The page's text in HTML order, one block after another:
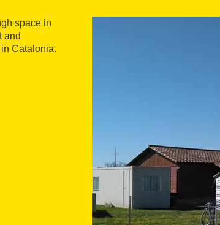
space in
and
Catalonia.